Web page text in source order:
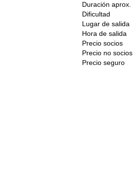
Duración aprox.
Dificultad
Lugar de salida
Hora de salida
Precio socios
Precio no socios
Precio seguro